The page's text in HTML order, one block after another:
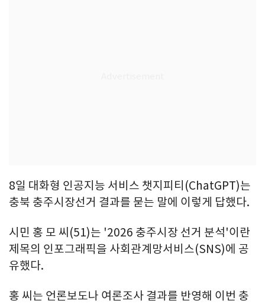
8일 대화형 인공지능 서비스 챗지피티(ChatGPT)는
충북 충주시장선거 결과를 묻는 말에 이렇게 답했다.
시민 홍 모 씨(51)는 '2026 충주시장 선거 분석'이란
제목의 인포그래픽을 사회관계망서비스(SNS)에 공
유했다.
홍 씨는 언론보도나 여론조사 결과를 반영해 이번 충